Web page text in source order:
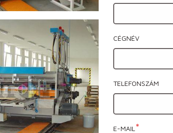
CÉGNÉV
TELEFONSZÁM
E-MAIL